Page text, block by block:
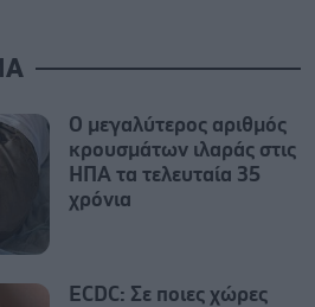
Ο μεγαλύτερος αριθμός
κρουσμάτων ιλαράς στις
ΗΠΑ τα τελευταία 35
χρόνια
ECDC: Σε ποιες χώρες